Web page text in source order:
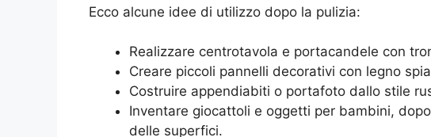
Ecco alcune idee di utilizzo dopo la pulizia:
Realizzare centrotavola e portacandele con
Creare piccoli pannelli decorativi con legno
Costruire appendiabiti o portafoto dallo stile
Inventare giocattoli e oggetti per bambini,
delle superfici.